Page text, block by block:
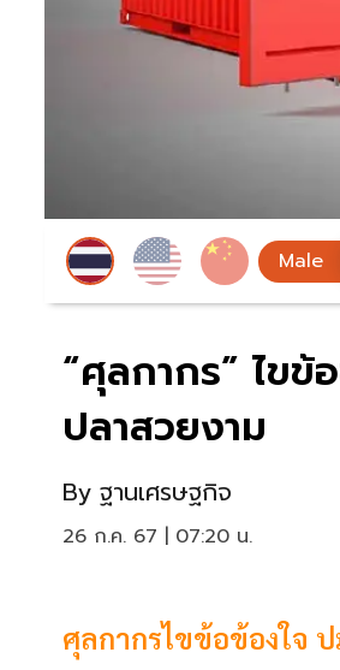
“ศุลกากร” ไขข้
ปลาสวยงาม
By ฐานเศรษฐกิจ
26 ก.ค. 67 | 07:20 น.
ศุลกากรไขข้อข้องใจ